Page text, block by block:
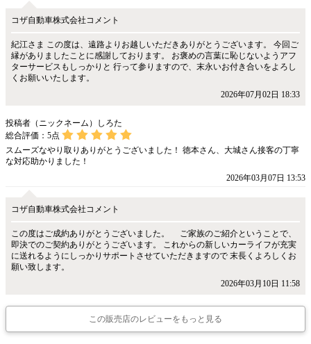
コザ自動車株式会社コメント
紀江さま この度は、遠路よりお越しいただきありがとうございます。 今回ご
縁がありましたことに感謝しております。 お褒めの言葉に恥じないようアフ
ターサービスもしっかりと 行って参りますので、末永いお付き合いをよろし
くお願いいたします。
2026年07月02日 18:33
投稿者（ニックネーム）しろた
総合評価： 5点
スムーズなやり取りありがとうございました！ 徳本さん、大城さん接客の丁寧
な対応助かりました！
2026年03月07日 13:53
コザ自動車株式会社コメント
この度はご成約ありがとうございました。 ご家族のご紹介ということで、
即決でのご契約ありがとうございます。 これからの新しいカーライフが充実
に送れるようにしっかりサポートさせていただきますので 末長くよろしくお
願い致します。
2026年03月10日 11:58
この販売店のレビューをもっと見る